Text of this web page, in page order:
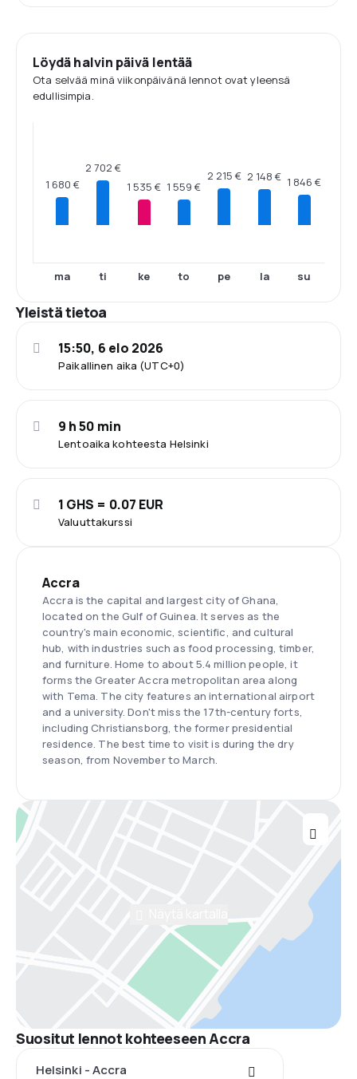
Löydä halvin päivä lentää
Ota selvää minä viikonpäivänä lennot ovat yleensä
edullisimpia.
1 680 €
ma
2 702 €
ti
1 535 €
ke
1 559 €
to
2 215 €
pe
2 148 €
la
1 846 €
su
Yleistä tietoa
Paikallinen aika (UTC+0)
15:50, 6 elo 2026
Lentoaika kohteesta Helsinki
9 h 50 min
Valuuttakurssi
1 GHS = 0.07 EUR
Accra
Accra is the capital and largest city of Ghana,
located on the Gulf of Guinea. It serves as the
country's main economic, scientific, and cultural
hub, with industries such as food processing, timber,
and furniture. Home to about 5.4 million people, it
forms the Greater Accra metropolitan area along
with Tema. The city features an international airport
and a university. Don't miss the 17th-century forts,
including Christiansborg, the former presidential
residence. The best time to visit is during the dry
season, from November to March.
Suositut lennot kohteeseen Accra
Helsinki - Accra